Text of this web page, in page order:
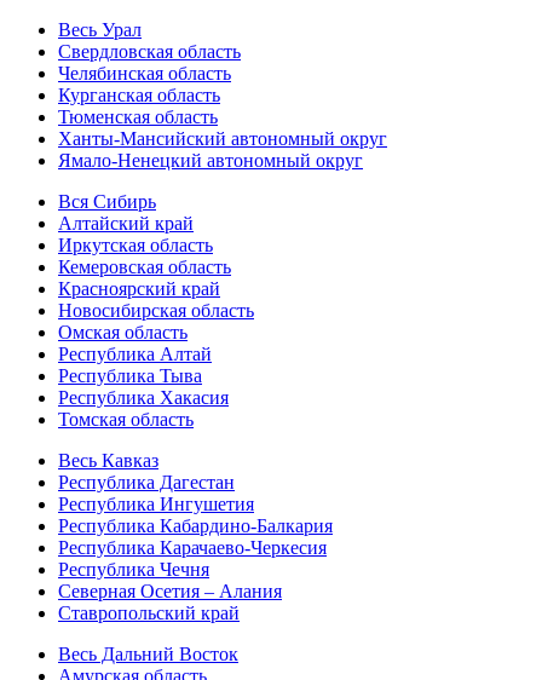
Весь Урал
Свердловская область
Челябинская область
Курганская область
Тюменская область
Ханты-Мансийский автономный округ
Ямало-Ненецкий автономный округ
Вся Сибирь
Алтайский край
Иркутская область
Кемеровская область
Красноярский край
Новосибирская область
Омская область
Республика Алтай
Республика Тыва
Республика Хакасия
Томская область
Весь Кавказ
Республика Дагестан
Республика Ингушетия
Республика Кабардино-Балкария
Республика Карачаево-Черкесия
Республика Чечня
Северная Осетия – Алания
Ставропольский край
Весь Дальний Восток
Амурская область